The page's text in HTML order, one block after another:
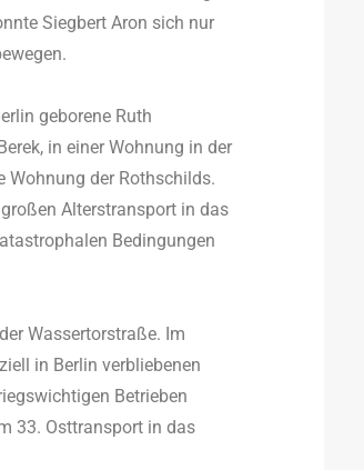
Siegbert Aron sich nur
geborene Ruth
in einer Wohnung in der
Wohnung der Rothschilds.
Alterstransport in das
Bedingungen
Wassertorstraße. Im
in Berlin verbliebenen
Betrieben
33. Osttransport in das